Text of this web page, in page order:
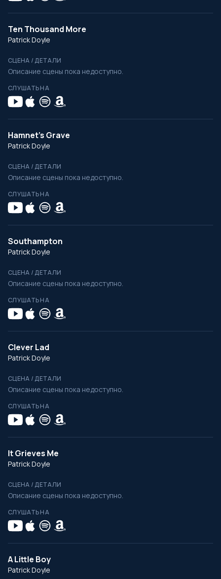
Ten Thousand More
Patrick Doyle
СЦЕНА / ДЕТАЛИ
Описание сцены пока недоступно.
СЛУШАТЬ НА
Hamnet's Grave
Patrick Doyle
СЦЕНА / ДЕТАЛИ
Описание сцены пока недоступно.
СЛУШАТЬ НА
Southampton
Patrick Doyle
СЦЕНА / ДЕТАЛИ
Описание сцены пока недоступно.
СЛУШАТЬ НА
Clever Lad
Patrick Doyle
СЦЕНА / ДЕТАЛИ
Описание сцены пока недоступно.
СЛУШАТЬ НА
It Grieves Me
Patrick Doyle
СЦЕНА / ДЕТАЛИ
Описание сцены пока недоступно.
СЛУШАТЬ НА
A Little Boy
Patrick Doyle